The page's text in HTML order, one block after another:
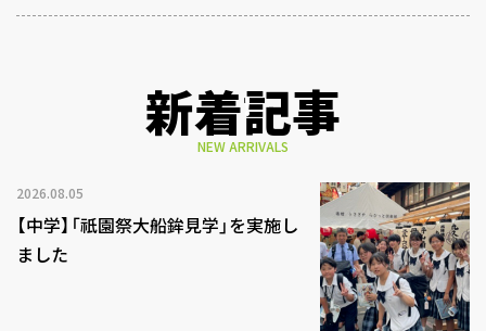
新着記事
NEW ARRIVALS
2026.08.05
【中学】「祇園祭大船鉾見学」を実施し
ました